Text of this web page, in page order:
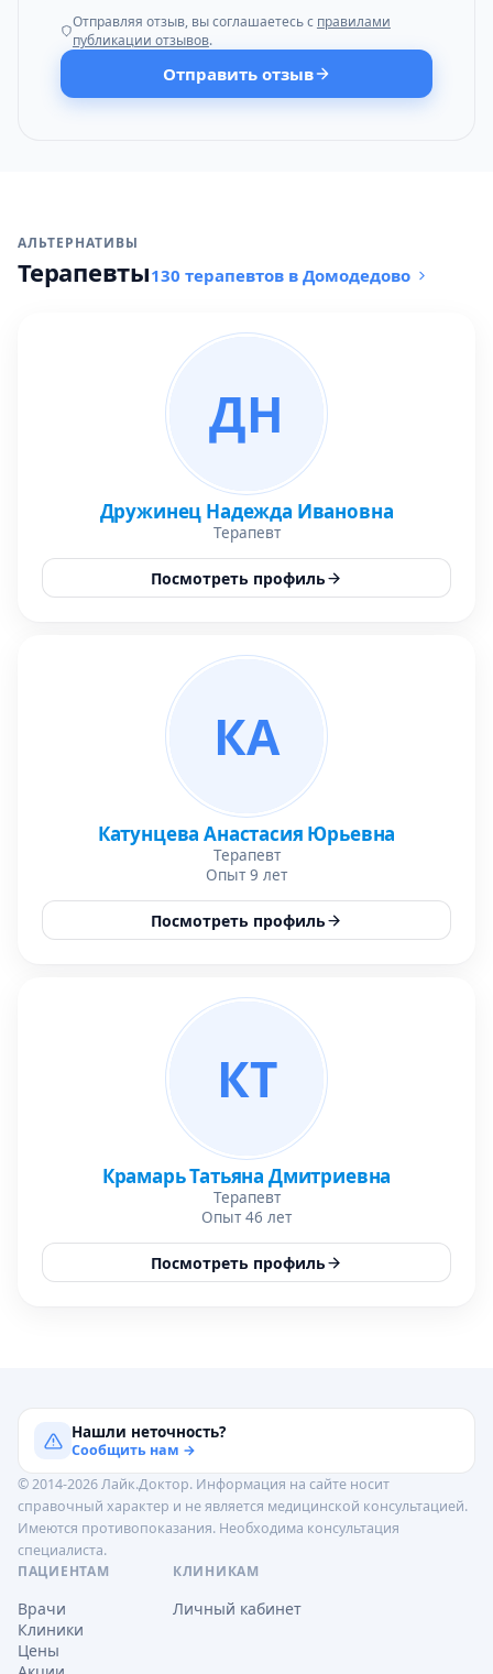
Отправляя отзыв, вы соглашаетесь с правилами
публикации отзывов.
Отправить отзыв
АЛЬТЕРНАТИВЫ
Терапевты130 терапевтов в Домодедово
ДН
Дружинец Надежда Ивановна
Терапевт
Посмотреть профиль
КА
Катунцева Анастасия Юрьевна
Терапевт
Опыт 9 лет
Посмотреть профиль
КТ
Крамарь Татьяна Дмитриевна
Терапевт
Опыт 46 лет
Посмотреть профиль
Нашли неточность?
Сообщить нам →
© 2014-2026 Лайк.Доктор. Информация на сайте носит
справочный характер и не является медицинской консультацией.
Имеются противопоказания. Необходима консультация
специалиста.
ПАЦИЕНТАМ
Врачи
Клиники
Цены
КЛИНИКАМ
Личный кабинет